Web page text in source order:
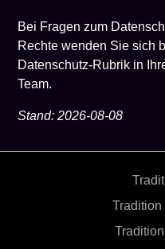
Bei Fragen zum
Rechte wenden Sie sich
Datenschutz-Rubrik in
Team.
Stand: 2026-08-08